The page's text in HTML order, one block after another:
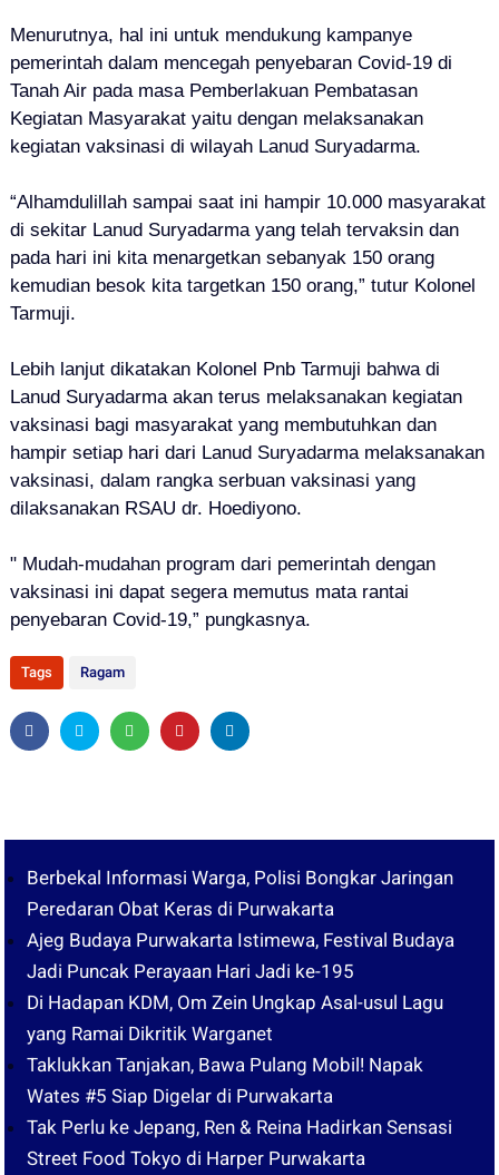
Menurutnya, hal ini untuk mendukung kampanye
pemerintah dalam mencegah penyebaran Covid-19 di
Tanah Air pada masa Pemberlakuan Pembatasan
Kegiatan Masyarakat yaitu dengan melaksanakan
kegiatan vaksinasi di wilayah Lanud Suryadarma.
“Alhamdulillah sampai saat ini hampir 10.000 masyarakat
di sekitar Lanud Suryadarma yang telah tervaksin dan
pada hari ini kita menargetkan sebanyak 150 orang
kemudian besok kita targetkan 150 orang,” tutur Kolonel
Tarmuji.
Lebih lanjut dikatakan Kolonel Pnb Tarmuji bahwa di
Lanud Suryadarma akan terus melaksanakan kegiatan
vaksinasi bagi masyarakat yang membutuhkan dan
hampir setiap hari dari Lanud Suryadarma melaksanakan
vaksinasi, dalam rangka serbuan vaksinasi yang
dilaksanakan RSAU dr. Hoediyono.
" Mudah-mudahan program dari pemerintah dengan
vaksinasi ini dapat segera memutus mata rantai
penyebaran Covid-19,” pungkasnya.
Tags Ragam
Berbekal Informasi Warga, Polisi Bongkar Jaringan
Peredaran Obat Keras di Purwakarta
Ajeg Budaya Purwakarta Istimewa, Festival Budaya
Jadi Puncak Perayaan Hari Jadi ke-195
Di Hadapan KDM, Om Zein Ungkap Asal-usul Lagu
yang Ramai Dikritik Warganet
Taklukkan Tanjakan, Bawa Pulang Mobil! Napak
Wates #5 Siap Digelar di Purwakarta
Tak Perlu ke Jepang, Ren & Reina Hadirkan Sensasi
Street Food Tokyo di Harper Purwakarta